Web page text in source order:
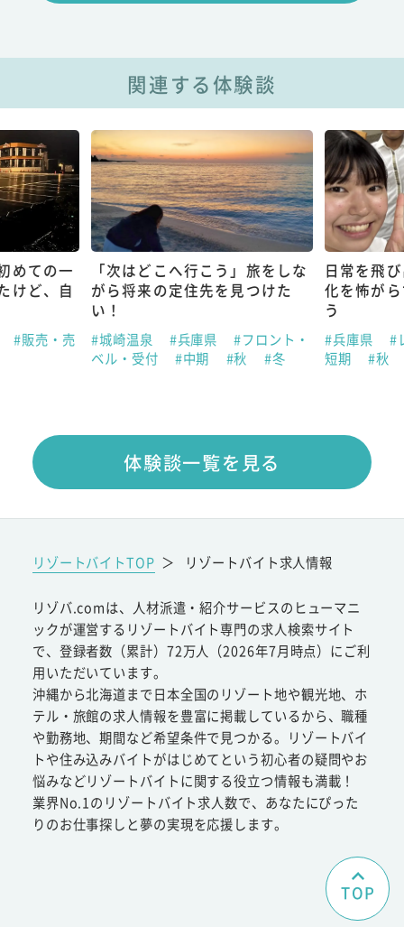
関連する体験談
めての一
けど、自
#販売・売
「次はどこへ行こう」旅をしな
がら将来の定住先を見つけた
い！
#城崎温泉 #兵庫県
#フロント・
ベル・受付
#中期 #秋 #冬
日常を飛
化を怖が
う
#兵庫県
#
短期
#秋
体験談一覧を見る
リゾートバイトTOP ＞ リゾートバイト求人情報
リゾバ.comは、人材派遣・紹介サービスのヒューマニ
ックが運営するリゾートバイト専門の求人検索サイト
で、登録者数（累計）72万人（2026年7月時点）にご利
用いただいています。
沖縄から北海道まで日本全国のリゾート地や観光地、ホ
テル・旅館の求人情報を豊富に掲載しているから、職種
や勤務地、期間など希望条件で見つかる。リゾートバイ
トや住み込みバイトがはじめてという初心者の疑問やお
悩みなどリゾートバイトに関する役立つ情報も満載！
業界No.1のリゾートバイト求人数で、あなたにぴった
りのお仕事探しと夢の実現を応援します。
TOP